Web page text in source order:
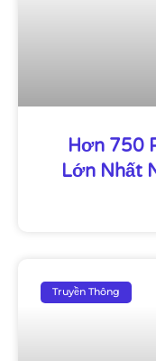
Hơn 750
Lớn Nhất
Truyền Thông